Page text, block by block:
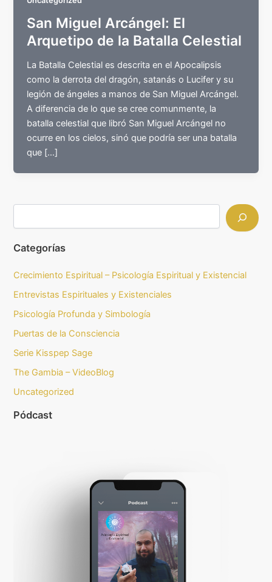
San Miguel Arcángel: El
Arquetipo de la Batalla Celestial
La Batalla Celestial es descrita en el Apocalipsis
como la derrota del dragón, satanás o Lucifer y su
legión de ángeles a manos de San Miguel Arcángel.
A diferencia de lo que se cree comunmente, la
batalla celestial que libró San Miguel Arcángel no
ocurre en los cielos, sinó que podría ser una batalla
que […]
Categorías
Crecimiento Espiritual – Psicología Espiritual y Existencial
Entrevistas Espirituales y Existenciales
Psicología Profunda y Simbología
Puertas de la Consciencia
Serie Kisspep Sage
The Gambia – VideoBlog
Uncategorized
Pódcast